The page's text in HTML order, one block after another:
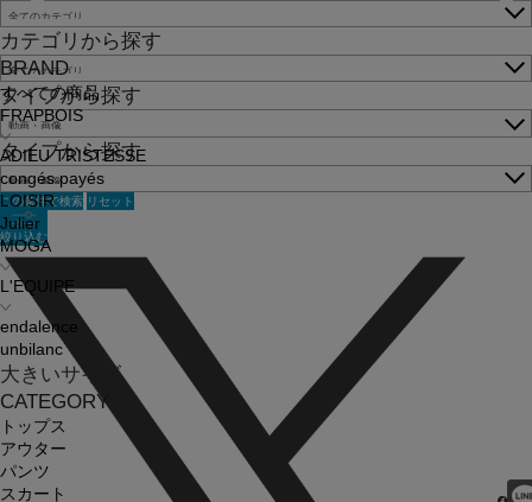
BRAND
すべての商品
FRAPBOIS
ADIEU TRISTESSE
congés payés
LOISIR
Julier
MOGA
L'EQUIPE
endalence
unbilanc
大きいサイズ
CATEGORY
トップス
アウター
パンツ
スカート
カテゴリから探す
タイプから探す
タイプから探す
この条件で検索 リセット
絞り込む